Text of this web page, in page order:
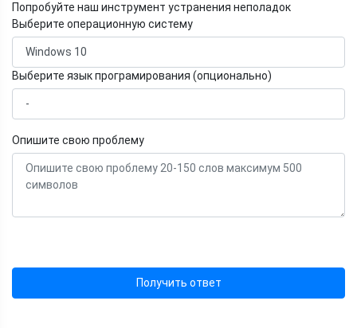
Попробуйте наш инструмент устранения неполадок
Выберите операционную систему
Выберите язык програмирования (опционально)
Опишите свою проблему
Получить ответ